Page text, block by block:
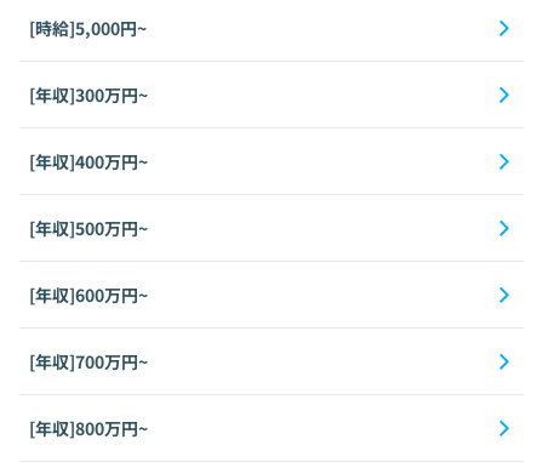
[時給]5,000円~
[年収]300万円~
[年収]400万円~
[年収]500万円~
[年収]600万円~
[年収]700万円~
[年収]800万円~